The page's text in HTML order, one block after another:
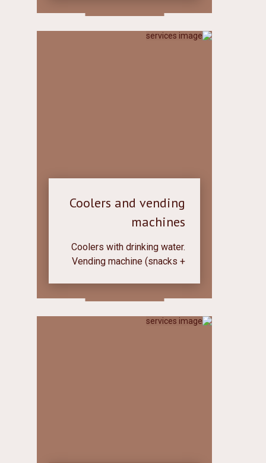
safety standards for our
guests.
Coolers and vending
machines
Coolers with drinking water.
Vending machine (snacks +